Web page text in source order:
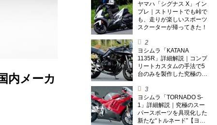
内メーカ
ヤマハ「シグナス X」イン
プレ｜ストリートでも峠で
も、走りが楽しいスポーツ
スクーターが帰ってきた！
ヨシムラ「KATANA
1135R」詳細解説｜コンプ
リートカスタムの手法で5
台のみを製作した究極の銘
ヨシムラ「TORNADO S-
1」詳細解説｜究極のスー
パースポーツを具現化した
新たな“トルネード”【ヨシ